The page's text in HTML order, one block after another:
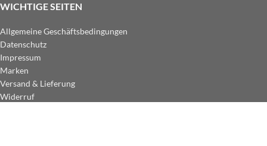
WICHTIGE SEITEN
Allgemeine Geschäftsbedingungen
Datenschutz
Impressum
Marken
Versand & Lieferung
Widerruf